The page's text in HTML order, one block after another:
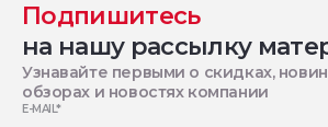
Подпишитесь
на нашу рассылку
Узнавайте первыми о скидках,
обзорах и новостях компании
E-MAIL*